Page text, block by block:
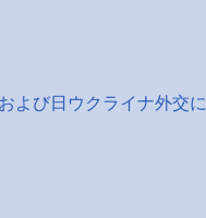
よび日ウクライナ外交